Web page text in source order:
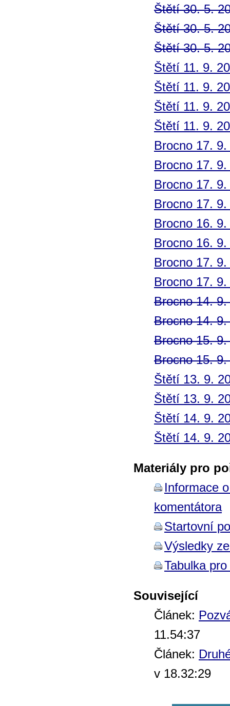
Štětí 30. 5.
Štětí 30. 5.
Štětí 30. 5.
Štětí 11. 9.
Štětí 11. 9.
Štětí 11. 9.
Štětí 11. 9.
Brocno 17. 9.
Brocno 17. 9.
Brocno 17. 9.
Brocno 17. 9.
Brocno 16. 9.
Brocno 16. 9.
Brocno 17. 9.
Brocno 17. 9.
Brocno 14. 9.
Brocno 14. 9.
Brocno 15. 9.
Brocno 15. 9.
Štětí 13. 9.
Štětí 13. 9.
Štětí 14. 9.
Štětí 14. 9.
Materiály pro
Informace
komentátora
Startovní
Výsledky
Tabulka
Související
Článek:
11.54:37
Článek:
v 18.32:29